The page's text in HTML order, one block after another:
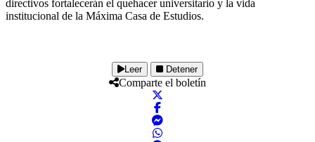
directivos fortalecerán el quehacer universitario y la vida
institucional de la Máxima Casa de Estudios.
Leer Detener
Comparte el boletín